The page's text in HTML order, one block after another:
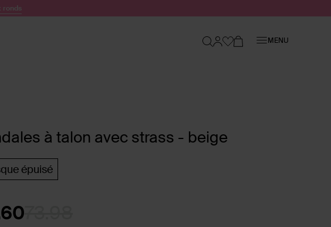
ronds
MENU
à talon avec strass - beige
épuisé